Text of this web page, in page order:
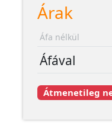
Árak
Áfa nélkül
Áfával
Átmenetileg